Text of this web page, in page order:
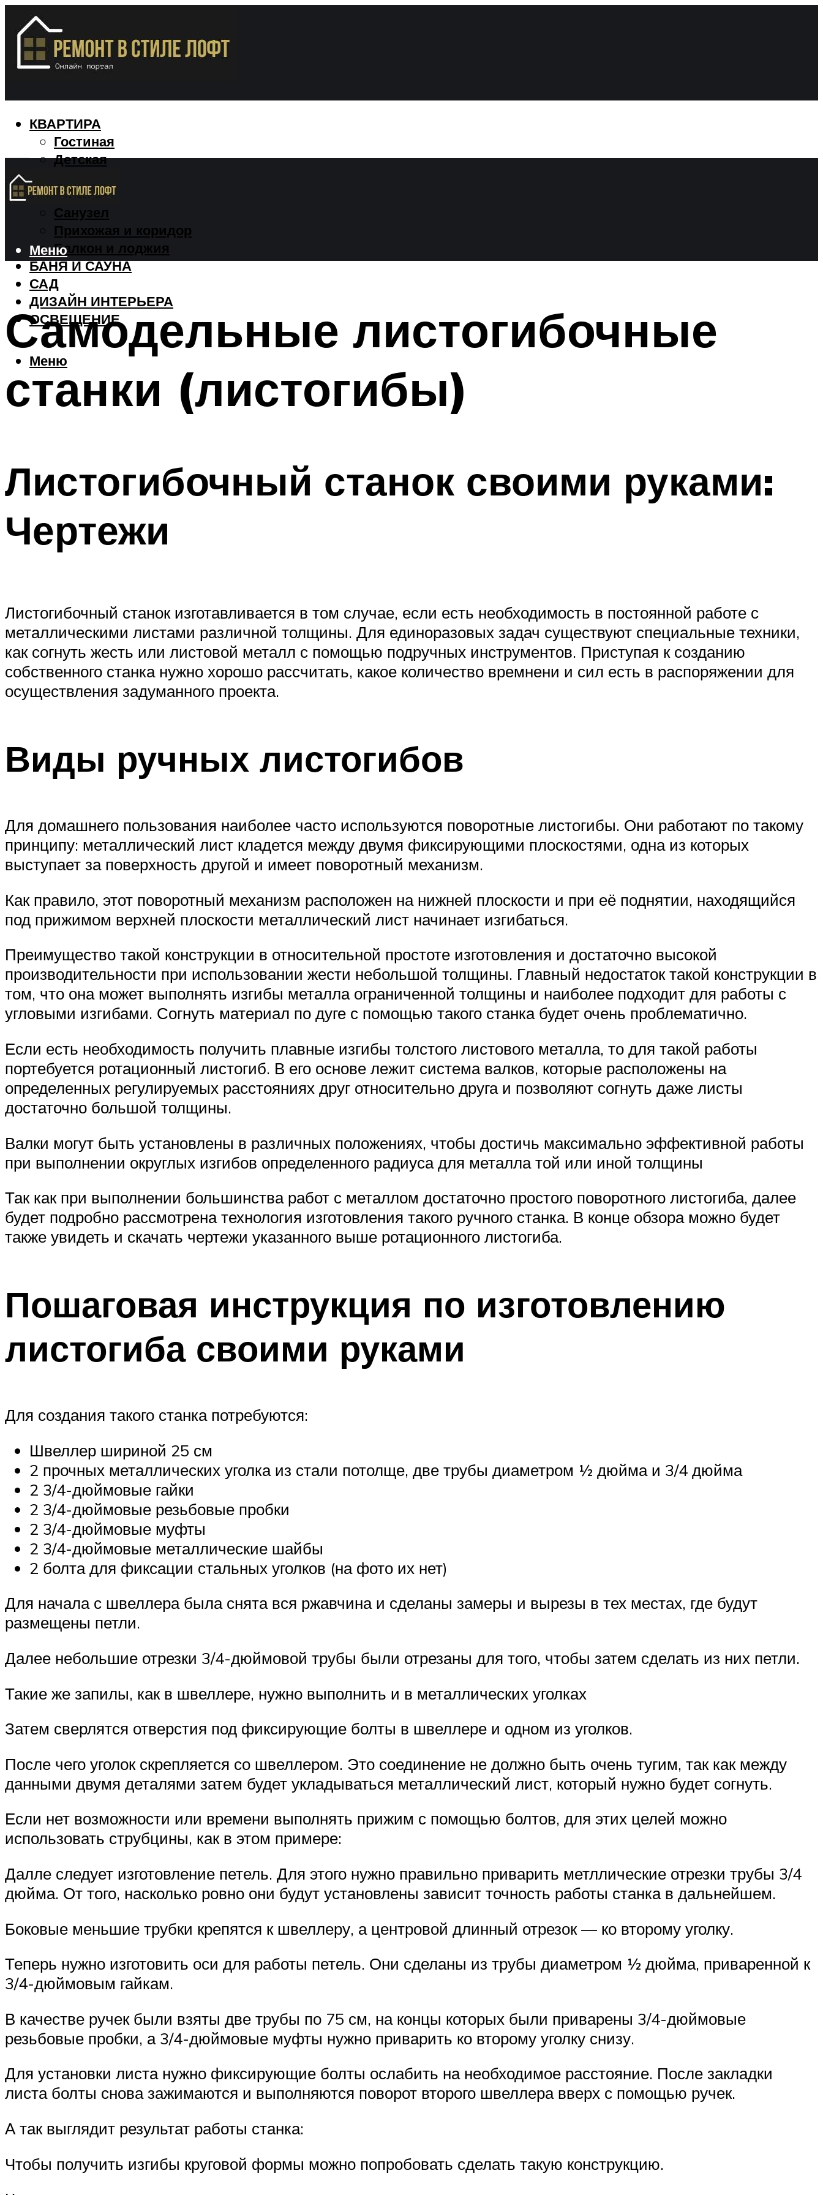
КВАРТИРА
Гостиная
Детская
Спальня
Санузел
Прихожая и коридор
Балкон и лоджия
БАНЯ И САУНА
САД
ДИЗАЙН ИНТЕРЬЕРА
ОСВЕЩЕНИЕ
Меню
Меню
Самодельные листогибочные
станки (листогибы)
Листогибочный станок своими руками:
Чертежи
Листогибочный станок изготавливается в том случае, если есть необходимость в постоянной работе с
металлическими листами различной толщины. Для единоразовых задач существуют специальные техники,
как согнуть жесть или листовой металл с помощью подручных инструментов. Приступая к созданию
собственного станка нужно хорошо рассчитать, какое количество времнени и сил есть в распоряжении для
осуществления задуманного проекта.
Виды ручных листогибов
Для домашнего пользования наиболее часто используются поворотные листогибы. Они работают по такому
принципу: металлический лист кладется между двумя фиксирующими плоскостями, одна из которых
выступает за поверхность другой и имеет поворотный механизм.
Как правило, этот поворотный механизм расположен на нижней плоскости и при её поднятии, находящийся
под прижимом верхней плоскости металлический лист начинает изгибаться.
Преимущество такой конструкции в относительной простоте изготовления и достаточно высокой
производительности при использовании жести небольшой толщины. Главный недостаток такой конструкции в
том, что она может выполнять изгибы металла ограниченной толщины и наиболее подходит для работы с
угловыми изгибами. Согнуть материал по дуге с помощью такого станка будет очень проблематично.
Если есть необходимость получить плавные изгибы толстого листового металла, то для такой работы
портебуется ротационный листогиб. В его основе лежит система валков, которые расположены на
определенных регулируемых расстояниях друг относительно друга и позволяют согнуть даже листы
достаточно большой толщины.
Валки могут быть установлены в различных положениях, чтобы достичь максимально эффективной работы
при выполнении округлых изгибов определенного радиуса для металла той или иной толщины
Так как при выполнении большинства работ с металлом достаточно простого поворотного листогиба, далее
будет подробно рассмотрена технология изготовления такого ручного станка. В конце обзора можно будет
также увидеть и скачать чертежи указанного выше ротационного листогиба.
Пошаговая инструкция по изготовлению
листогиба своими руками
Для создания такого станка потребуются:
Швеллер шириной 25 см
2 прочных металлических уголка из стали потолще, две трубы диаметром ½ дюйма и 3/4 дюйма
2 3/4-дюймовые гайки
2 3/4-дюймовые резьбовые пробки
2 3/4-дюймовые муфты
2 3/4-дюймовые металлические шайбы
2 болта для фиксации стальных уголков (на фото их нет)
Для начала с швеллера была снята вся ржавчина и сделаны замеры и вырезы в тех местах, где будут
размещены петли.
Далее небольшие отрезки 3/4-дюймовой трубы были отрезаны для того, чтобы затем сделать из них петли.
Такие же запилы, как в швеллере, нужно выполнить и в металлических уголках
Затем сверлятся отверстия под фиксирующие болты в швеллере и одном из уголков.
После чего уголок скрепляется со швеллером. Это соединение не должно быть очень тугим, так как между
данными двумя деталями затем будет укладываться металлический лист, который нужно будет согнуть.
Если нет возможности или времени выполнять прижим с помощью болтов, для этих целей можно
использовать струбцины, как в этом примере:
Далле следует изготовление петель. Для этого нужно правильно приварить метллические отрезки трубы 3/4
дюйма. От того, насколько ровно они будут установлены зависит точность работы станка в дальнейшем.
Боковые меньшие трубки крепятся к швеллеру, а центровой длинный отрезок — ко второму уголку.
Теперь нужно изготовить оси для работы петель. Они сделаны из трубы диаметром ½ дюйма, приваренной к
3/4-дюймовым гайкам.
В качестве ручек были взяты две трубы по 75 см, на концы которых были приварены 3/4-дюймовые
резьбовые пробки, а 3/4-дюймовые муфты нужно приварить ко второму уголку снизу.
Для установки листа нужно фиксирующие болты ослабить на необходимое расстояние. После закладки
листа болты снова зажимаются и выполняются поворот второго швеллера вверх с помощью ручек.
А так выглядит результат работы станка:
Чтобы получить изгибы круговой формы можно попробовать сделать такую конструкцию.